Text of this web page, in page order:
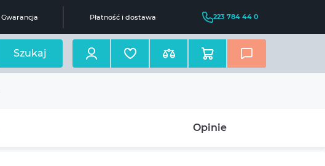
Gwarancja Płatność i dostawa 223 784 44 0
Szukaj
Opinie